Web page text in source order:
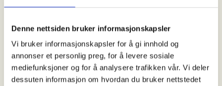
Denne nettsiden bruker informasjonskapsler
Vi bruker informasjonskapsler for å gi innhold og
annonser et personlig preg, for å levere sosiale
mediefunksjoner og for å analysere trafikken vår. Vi deler
dessuten informasjon om hvordan du bruker nettstedet
Tid
07. Nov 2026 - 08. Nov 2026
Kl. 08.00 - 15.30